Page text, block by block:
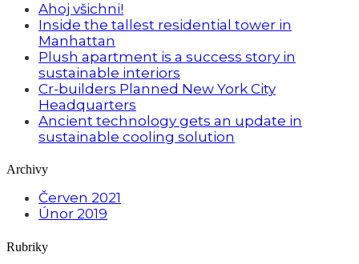
Ahoj všichni!
Inside the tallest residential tower in
Manhattan
Plush apartment is a success story in
sustainable interiors
Cr-builders Planned New York City
Headquarters
Ancient technology gets an update in
sustainable cooling solution
Archivy
Červen 2021
Únor 2019
Rubriky